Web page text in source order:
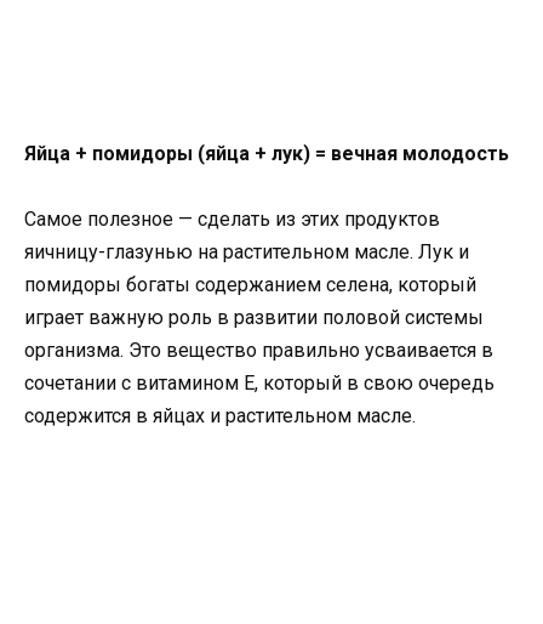
Яйца + помидоры (яйца + лук) = вечная молодость
Самое полезное — сделать из этих продуктов
яичницу-глазунью на растительном масле. Лук и
помидоры богаты содержанием селена, который
играет важную роль в развитии половой системы
организма. Это вещество правильно усваивается в
сочетании с витамином Е, который в свою очередь
содержится в яйцах и растительном масле.